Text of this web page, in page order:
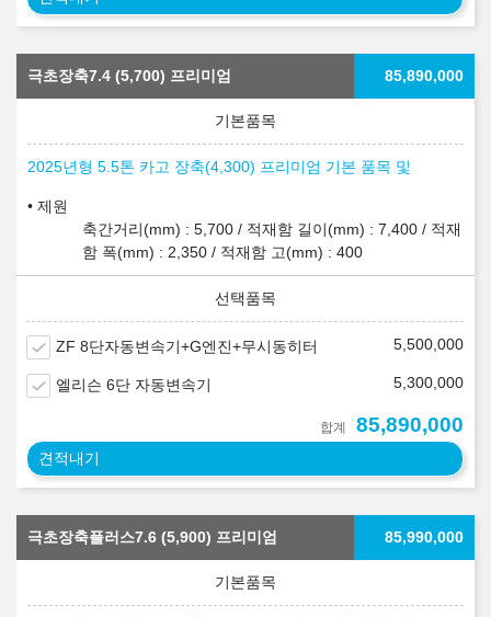
극초장축7.4 (5,700) 프리미엄 85,890,000
2025년형 5.5톤 카고 장축(4,300) 프리미엄 기본 품목 및
제원
축간거리(mm) : 5,700 / 적재함 길이(mm) : 7,400 / 적재
함 폭(mm) : 2,350 / 적재함 고(mm) : 400
ZF 8단자동변속기+G엔진+무시동히터 5,500,000
엘리슨 6단 자동변속기 5,300,000
합계 85,890,000
견적내기
극초장축플러스7.6 (5,900) 프리미엄 85,990,000